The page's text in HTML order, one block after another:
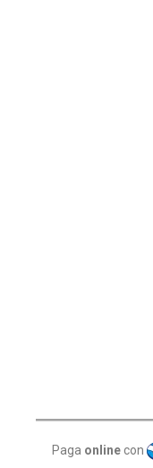
Paga online con